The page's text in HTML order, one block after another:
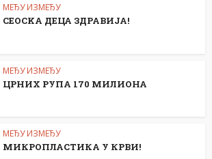
МЕЂУ ИЗМЕЂУ
СЕОСKА ДЕЦА ЗДРАВИЈА!
МЕЂУ ИЗМЕЂУ
ЦРНИХ РУПА 170 МИЛИОНА
МЕЂУ ИЗМЕЂУ
МИКРОПЛАСТИКА У КРВИ!